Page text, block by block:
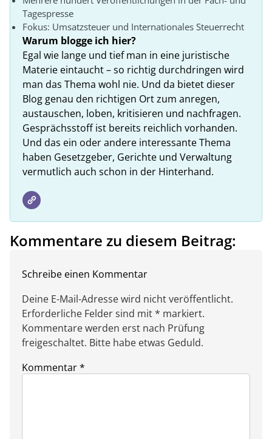
Tagespresse
Fokus: Umsatzsteuer und Internationales Steuerrecht
Warum blogge ich hier?
Egal wie lange und tief man in eine juristische
Materie eintaucht – so richtig durchdringen wird
man das Thema wohl nie. Und da bietet dieser
Blog genau den richtigen Ort zum anregen,
austauschen, loben, kritisieren und nachfragen.
Gesprächsstoff ist bereits reichlich vorhanden.
Und das ein oder andere interessante Thema
haben Gesetzgeber, Gerichte und Verwaltung
vermutlich auch schon in der Hinterhand.
Kommentare zu diesem Beitrag:
Schreibe einen Kommentar
Deine E-Mail-Adresse wird nicht veröffentlicht.
Erforderliche Felder sind mit * markiert.
Kommentare werden erst nach Prüfung
freigeschaltet. Bitte habe etwas Geduld.
Kommentar*